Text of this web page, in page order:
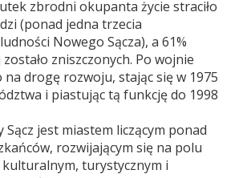
zbrodni okupanta życie straciło
(ponad jedna trzecia
Nowego Sącza), a 61%
zniszczonych. Po wojnie
na drogę rozwoju, stając się w 1975
i piastując tą funkcję do 1998
Sącz jest miastem liczącym ponad
rozwijającym się na polu
turystycznym i